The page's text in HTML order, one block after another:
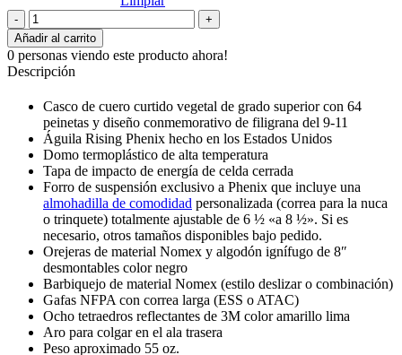
CASCO
PHENIX
TL-
2
TRADICIONAL
CUERO
cantidad
Añadir al carrito
0 personas viendo este producto ahora!
Descripción
Casco de cuero curtido vegetal de grado superior con 64
peinetas y diseño conmemorativo de filigrana del 9-11
Águila Rising Phenix hecho en los Estados Unidos
Domo termoplástico de alta temperatura
Tapa de impacto de energía de celda cerrada
Forro de suspensión exclusivo a Phenix que incluye una
almohadilla de comodidad personalizada (correa para la nuca
o trinquete) totalmente ajustable de 6 ½ «a 8 ½». Si es
necesario, otros tamaños disponibles bajo pedido.
Orejeras de material Nomex y algodón ignífugo de 8″
desmontables color negro
Barbiquejo de material Nomex (estilo deslizar o combinación)
Gafas NFPA con correa larga (ESS o ATAC)
Ocho tetraedros reflectantes de 3M color amarillo lima
Aro para colgar en el ala trasera
Peso aproximado 55 oz.